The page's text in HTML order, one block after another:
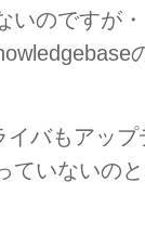
いのですが
イバもアッ
ていないの